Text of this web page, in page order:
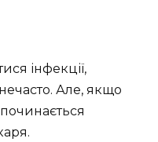
інфекції,
Але, якщо